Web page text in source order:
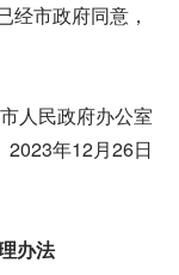
经市政府同意，
人民政府办公室
2023年12月26日
办法